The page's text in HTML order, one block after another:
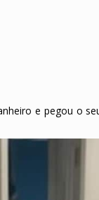
e pegou o